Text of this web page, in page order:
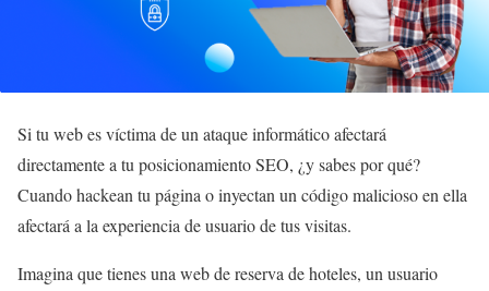
Si tu web es víctima de un ataque informático afectará
directamente a tu posicionamiento SEO, ¿y sabes por qué?
Cuando hackean tu página o inyectan un código malicioso en ella
afectará a la experiencia de usuario de tus visitas.
Imagina que tienes una web de reserva de hoteles, un usuario